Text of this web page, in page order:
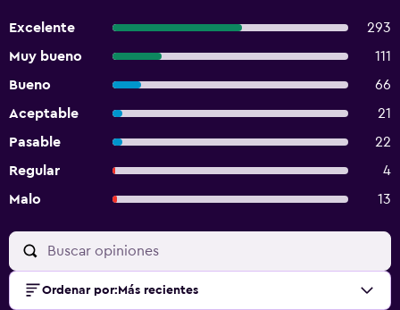
Excelente
293
Muy bueno
111
Bueno
66
Aceptable
21
Pasable
22
Regular
4
Malo
13
Ordenar por: Más recientes